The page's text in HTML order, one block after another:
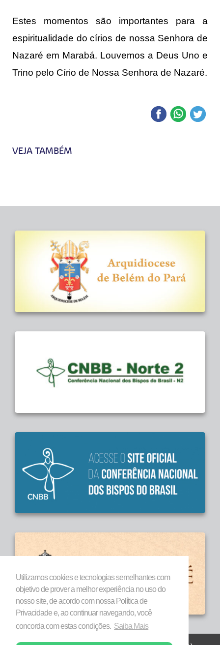
Utilizamos cookies e tecnologias semelhantes com
objetivo de prover a melhor experiência no uso do
nosso site, de acordo com nossa Política de
Privacidade e, ao continuar navegando, você
concorda com estas condições. Saiba Mais
Estes momentos são importantes para a
espiritualidade do círios de nossa Senhora de
Nazaré em Marabá. Louvemos a Deus Uno e
Trino pelo Círio de Nossa Senhora de Nazaré.
VEJA TAMBÉM